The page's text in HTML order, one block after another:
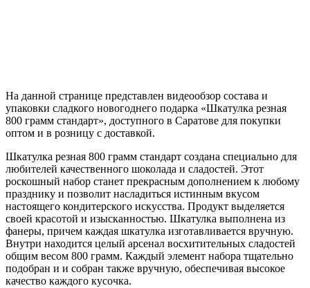
На данной странице представлен видеообзор состава и
упаковки сладкого новогоднего подарка «Шкатулка резная
800 грамм стандарт», доступного в Саратове для покупки
оптом и в розницу с доставкой.
Шкатулка резная 800 грамм стандарт создана специально для
любителей качественного шоколада и сладостей. Этот
роскошный набор станет прекрасным дополнением к любому
празднику и позволит насладиться истинным вкусом
настоящего кондитерского искусства. Продукт выделяется
своей красотой и изысканностью. Шкатулка выполнена из
фанеры, причем каждая шкатулка изготавливается вручную.
Внутри находится целый арсенал восхитительных сладостей
общим весом 800 грамм. Каждый элемент набора тщательно
подобран и и собран также вручную, обеспечивая высокое
качество каждого кусочка.